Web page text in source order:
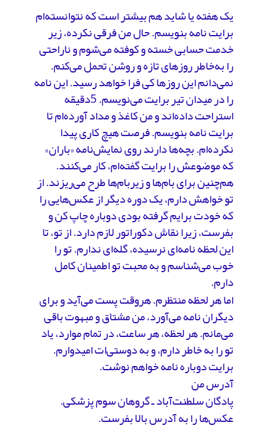
یک هفته یا شاید هم بیشتر است که نتوانسته‌ام
برایت نامه بنویسم. حال من فرقی نکرده، زیر
خدمت حسابی خسته و کوفته می‌شوم و ناراحتی
را به‌خاطر روزهای تازه و روشن تحمل می‌کنم.
نمی‌دانم این روزها کی فرا خواهد رسید. این نامه
را در میدان تیر برایت می‌نویسم. 5دقیقه
استراحت داده‌اند و من کاغذ و مداد آورده‌ام تا
برایت نامه بنویسم. فرصت هیچ کاری پیدا
نکرده‌ام. بچه‌ها دارند روی نمایش‌نامه «باران»
که موضوعش را برایت گفته‌ام، کار می‌کنند.
هم‌چنین برای بام‌ها و زیربام‌ها طرح می‌ریزند. از
تو خواهش دارم، یک دوره دیگر از عکس‌هایی را
که خودت برایم گرفته بودی دوباره چاپ کن و
بفرست، زیرا نقاش دکوراتور لازم دارد. از تو، تا
این لحظه نامه‌ای نرسیده، گله‌ای ندارم. تو را
خوب می‌شناسم و به محبت تو اطمینان کامل
دارم.
اما هر لحظه منتظرم. هروقت پست می‌آید و برای
دیگران نامه می‌آورد، من مشتاق و مبهوت باقی
می‌مانم. هر لحظه، هر ساعت، در تمام موارد، یاد
تو را به خاطر دارم، و به دوستی‌ات امیدوارم.
برایت دوباره نامه خواهم نوشت.
آدرس من
پادگان سلطنت‌آباد ـ گروهان سوم پزشکی.
عکس‌ها را به آدرس بالا بفرست.